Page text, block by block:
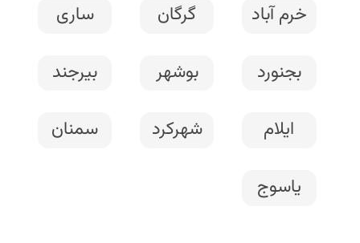
خرم آباد گرگان ساری
بجنورد بوشهر بیرجند
ایلام شهرکرد سمنان
یاسوج